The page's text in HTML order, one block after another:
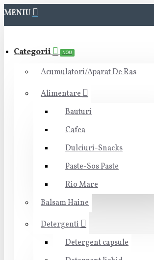
MENIU
Categorii NOU
Acumulatori/Aparat De Ras
Alimentare
Bauturi
Cafea
Dulciuri-Snacks
Paste-Sos Paste
Rio Mare
Balsam Haine
Detergenti
Detergent capsule